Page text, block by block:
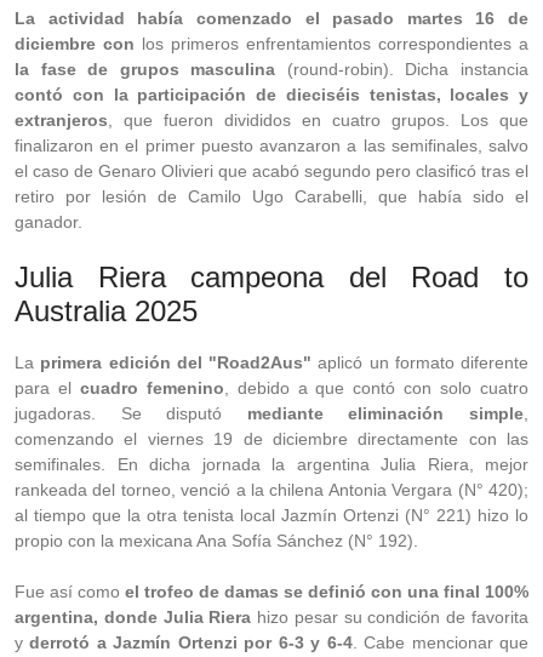
La actividad había comenzado el pasado martes 16 de
diciembre con los primeros enfrentamientos correspondientes a
la fase de grupos masculina (round-robin). Dicha instancia
contó con la participación de dieciséis tenistas, locales y
extranjeros , que fueron divididos en cuatro grupos. Los que
finalizaron en el primer puesto avanzaron a las semifinales, salvo
el caso de Genaro Olivieri que acabó segundo pero clasificó tras el
retiro por lesión de Camilo Ugo Carabelli, que había sido el
ganador.
Julia Riera campeona del Road to
Australia 2025
La primera edición del "Road2Aus" aplicó un formato diferente
para el cuadro femenino , debido a que contó con solo cuatro
jugadoras. Se disputó mediante eliminación simple
comenzando el viernes 19 de diciembre directamente con las
semifinales. En dicha jornada la argentina Julia Riera, mejor
rankeada del torneo, venció a la chilena Antonia Vergara (N° 420);
al tiempo que la otra tenista local Jazmín Ortenzi (N° 221) hizo lo
propio con la mexicana Ana Sofía Sánchez (N° 192).
Fue así como el trofeo de damas se definió con una final 100%
argentina, donde Julia Riera hizo pesar su condición de favorita
yderrotó a Jazmín Ortenzi por 6-3 y 6-4. Cabe mencionar que